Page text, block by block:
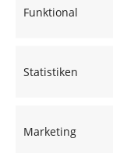
Funktional
Statistiken
Marketing
*
Website